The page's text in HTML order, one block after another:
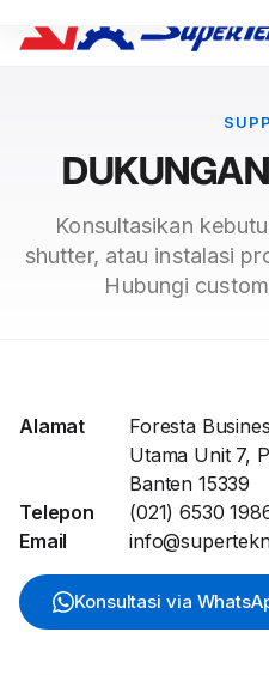
Konsultasikan
shutter, atau instalasi
Hubungi
Alamat
Foresta
Utama Unit 7,
Banten 15339
Telepon
(021) 6530
Email
Konsultasi via